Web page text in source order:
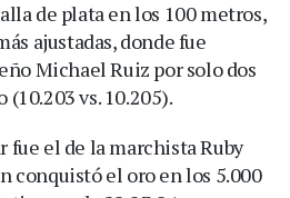
de plata en los 100 metros,
ajustadas, donde fue
Michael Ruiz por solo dos
vs. 10.205).
el de la marchista Ruby
conquistó el oro en los 5.000